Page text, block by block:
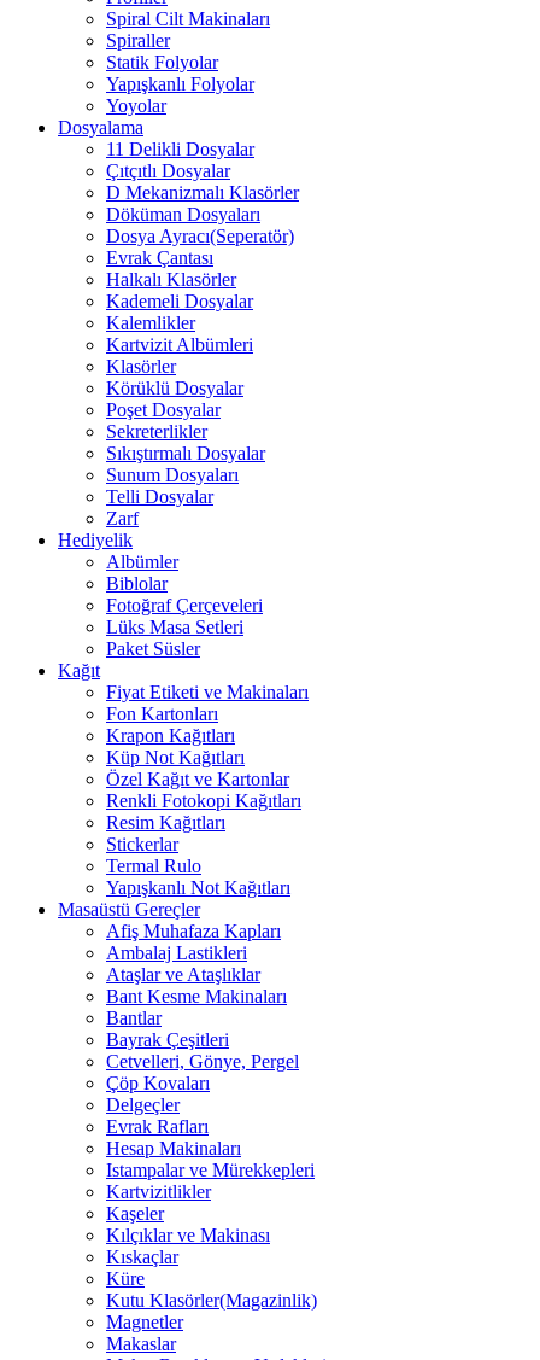
Spiral Cilt Makinaları
Spiraller
Statik Folyolar
Yapışkanlı Folyolar
Yoyolar
Dosyalama
11 Delikli Dosyalar
Çıtçıtlı Dosyalar
D Mekanizmalı Klasörler
Döküman Dosyaları
Dosya Ayracı(Seperatör)
Evrak Çantası
Halkalı Klasörler
Kademeli Dosyalar
Kalemlikler
Kartvizit Albümleri
Klasörler
Körüklü Dosyalar
Poşet Dosyalar
Sekreterlikler
Sıkıştırmalı Dosyalar
Sunum Dosyaları
Telli Dosyalar
Zarf
Hediyelik
Albümler
Biblolar
Fotoğraf Çerçeveleri
Lüks Masa Setleri
Paket Süsler
Kağıt
Fiyat Etiketi ve Makinaları
Fon Kartonları
Krapon Kağıtları
Küp Not Kağıtları
Özel Kağıt ve Kartonlar
Renkli Fotokopi Kağıtları
Resim Kağıtları
Stickerlar
Termal Rulo
Yapışkanlı Not Kağıtları
Masaüstü Gereçler
Afiş Muhafaza Kapları
Ambalaj Lastikleri
Ataşlar ve Ataşlıklar
Bant Kesme Makinaları
Bantlar
Bayrak Çeşitleri
Cetvelleri, Gönye, Pergel
Çöp Kovaları
Delgeçler
Evrak Rafları
Hesap Makinaları
Istampalar ve Mürekkepleri
Kartvizitlikler
Kaşeler
Kılçıklar ve Makinası
Kıskaçlar
Küre
Kutu Klasörler(Magazinlik)
Magnetler
Makaslar